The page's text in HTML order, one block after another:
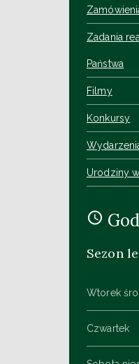
Zadania
Państwa
Filmy
Konkursy
Urodziny
Sezon
Wtorek
Czwartek